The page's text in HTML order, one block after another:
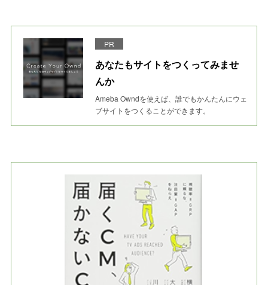
PR
あなたもサイトをつくってみませ
んか
Ameba Owndを使えば、誰でもかんたんにウェ
ブサイトをつくることができます。